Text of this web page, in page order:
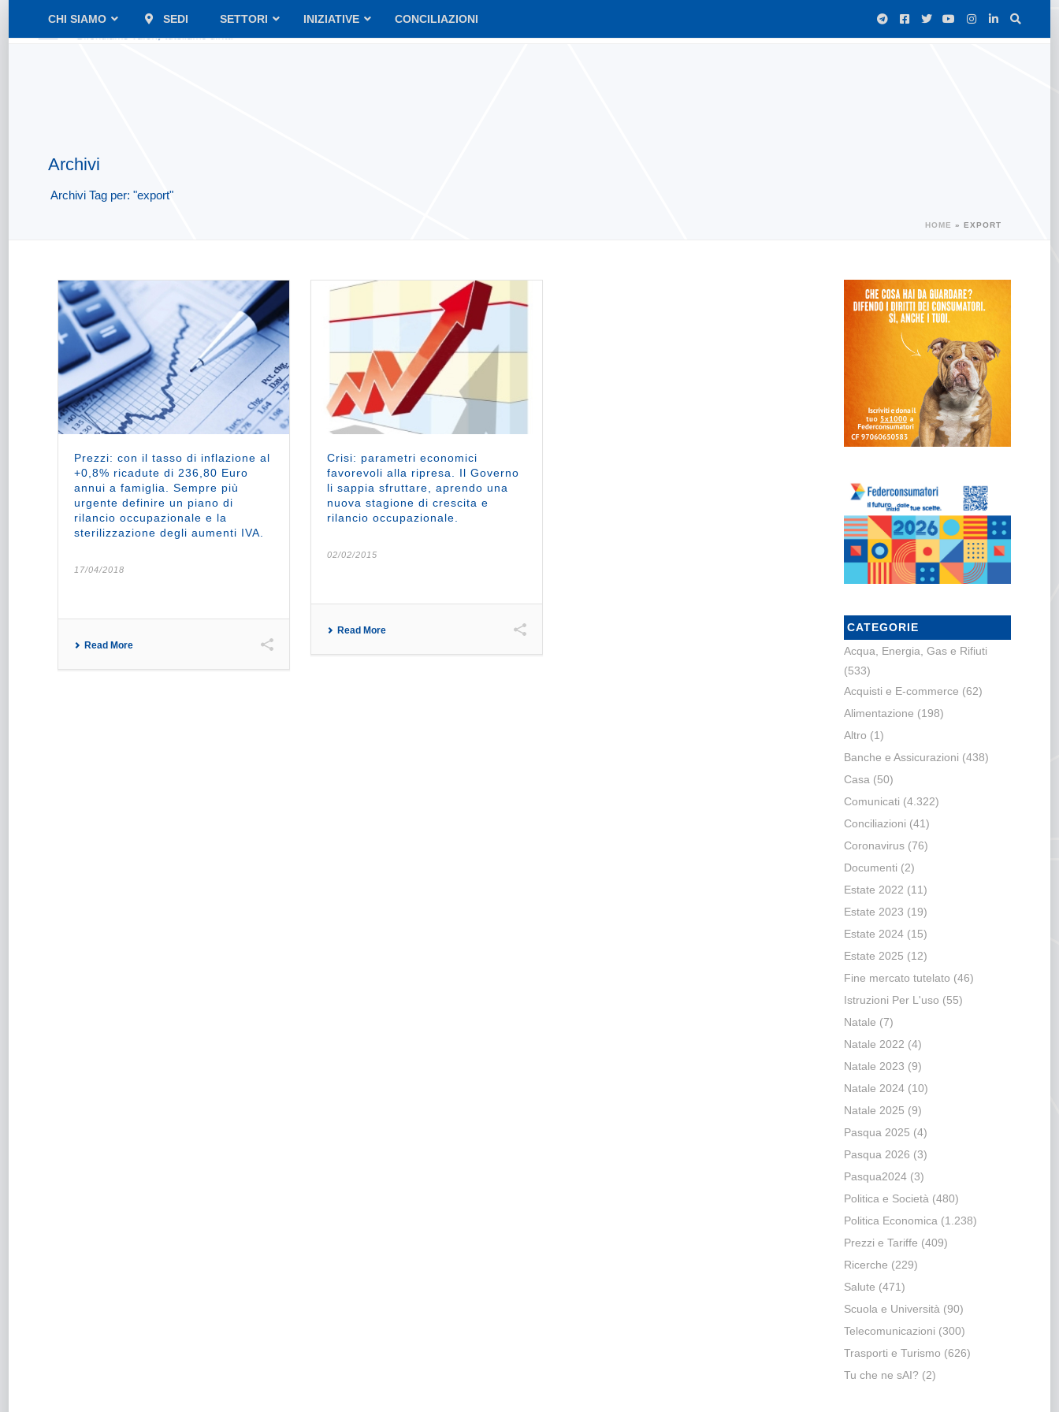
CHI SIAMO SEDI SETTORI INIZIATIVE CONCILIAZIONI
Archivi
Archivi Tag per: "export"
HOME » EXPORT
Prezzi: con il tasso di inflazione al
+0,8% ricadute di 236,80 Euro
annui a famiglia. Sempre più
urgente definire un piano di
rilancio occupazionale e la
sterilizzazione degli aumenti IVA.
17/04/2018
Read More
Crisi: parametri economici
favorevoli alla ripresa. Il Governo
li sappia sfruttare, aprendo una
nuova stagione di crescita e
rilancio occupazionale.
02/02/2015
Read More
CATEGORIE
Acqua, Energia, Gas e Rifiuti
(533)
Acquisti e E-commerce (62)
Alimentazione (198)
Altro (1)
Banche e Assicurazioni (438)
Casa (50)
Comunicati (4.322)
Conciliazioni (41)
Coronavirus(76)
Documenti (2)
Estate 2022 (11)
Estate 2023 (19)
Estate 2024(15)
Estate 2025 (12)
Fine mercato tutelato (46)
Istruzioni Per L'uso (55)
Natale (7)
Natale 2022 (4)
Natale 2023 (9)
Natale 2024(10)
Natale 2025 (9)
Pasqua 2025 (4)
Pasqua 2026 (3)
Pasqua2024(3)
Politica e Società (480)
Politica Economica (1.238)
Prezzi e Tariffe (409)
Ricerche (229)
Salute (471)
Scuola e Università (90)
Telecomunicazioni (300)
Trasporti e Turismo (626)
Tu che ne sAI? (2)